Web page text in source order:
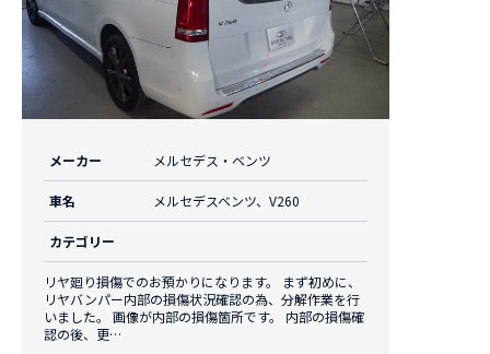
メーカー メルセデス・ベンツ
車名 メルセデスベンツ、V260
カテゴリー
リヤ廻り損傷でのお預かりになります。 まず初めに、
リヤバンパー内部の損傷状況確認の為、分解作業を行
いました。 画像が内部の損傷箇所です。 内部の損傷確
認の後、更…